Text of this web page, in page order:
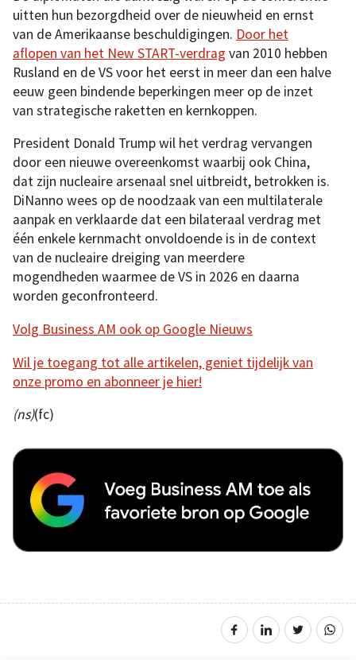
uitten hun bezorgdheid over de nieuwheid en ernst
van de Amerikaanse beschuldigingen. Door het
aflopen van het New START-verdrag van 2010 hebben
Rusland en de VS voor het eerst in meer dan een halve
eeuw geen bindende beperkingen meer op de inzet
van strategische raketten en kernkoppen.
President Donald Trump wil het verdrag vervangen
door een nieuwe overeenkomst waarbij ook China,
dat zijn nucleaire arsenaal snel uitbreidt, betrokken is.
DiNanno wees op de noodzaak van een multilaterale
aanpak en verklaarde dat een bilateraal verdrag met
één enkele kernmacht onvoldoende is in de context
van de nucleaire dreiging van meerdere
mogendheden waarmee de VS in 2026 en daarna
worden geconfronteerd.
Volg Business AM ook op Google Nieuws
Wil je toegang tot alle artikelen, geniet tijdelijk van
onze promo en abonneer je hier!
(ns)(fc)